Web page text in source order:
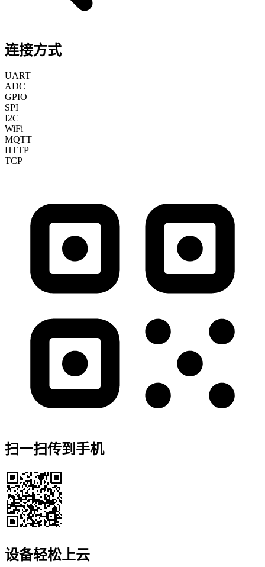
连接方式
UART
ADC
GPIO
SPI
I2C
WiFi
MQTT
HTTP
TCP
扫一扫传到手机
设备轻松上云